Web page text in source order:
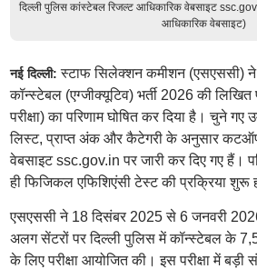
दिल्ली पुलिस कांस्टेबल रिजल्ट आधिकारिक वेबसाइट
आधिकारिक वेबसाइट)
नई दिल्ली: स्टाफ सिलेक्शन कमीशन (एसएससी)
कॉन्स्टेबल (एग्जीक्यूटिव) भर्ती 2026 की लिखित
परीक्षा) का परिणाम घोषित कर दिया है। चुने गए
लिस्ट, प्राप्त अंक और कैटेगरी के अनुसार
वेबसाइट ssc.gov.in पर जारी कर दिए गए हैं।
ही फिजिकल एफिशिएंसी टेस्ट की प्रक्रिया शुरू
एसएससी ने 18 दिसंबर 2025 से 6 जनवरी
अलग सेंटरों पर दिल्ली पुलिस में कॉन्स्टेबल के
के लिए परीक्षा आयोजित की। इस परीक्षा में बड़ी